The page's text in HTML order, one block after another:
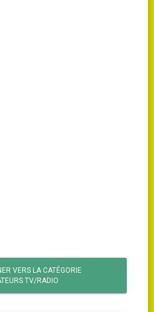
VERS LA CATÉGORIE
TV/RADIO